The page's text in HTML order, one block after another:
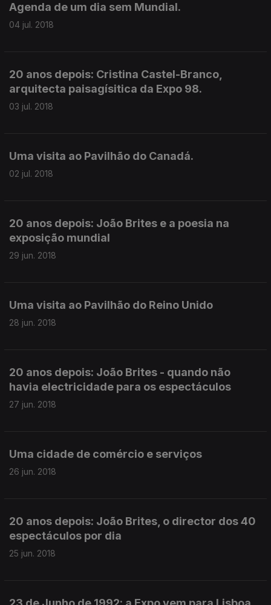
Agenda de um dia sem Mundial.
04 jul. 2018
20 anos depois: Cristina Castel-Branco,
arquitecta paisagísitica da Expo 98.
03 jul. 2018
Uma visita ao Pavilhão do Canadá.
02 jul. 2018
20 anos depois: João Brites e a poesia na
exposição mundial
29 jun. 2018
Uma visita ao Pavilhão do Reino Unido
28 jun. 2018
20 anos depois: João Brites - quando não
havia electricidade para os espectáculos
27 jun. 2018
Uma cidade de comércio e serviços
26 jun. 2018
20 anos depois: João Brites, o director dos 40
espectáculos por dia
25 jun. 2018